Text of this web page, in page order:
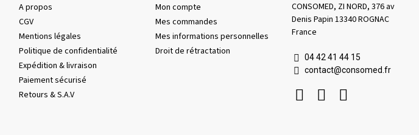
A propos
CGV
Mentions légales
Politique de confidentialité
Expédition & livraison
Paiement sécurisé
Retours & S.A.V
Mon compte
Mes commandes
Mes informations personnelles
Droit de rétractation
CONSOMED, ZI NORD, 376 av
Denis Papin 13340 ROGNAC
France
04 42 41 44 15
contact@consomed.fr